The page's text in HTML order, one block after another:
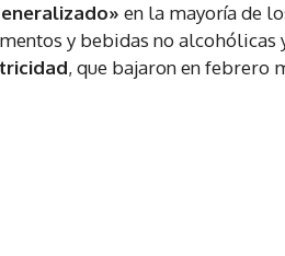
en la mayoría de
y bebidas no alcohólicas
, que bajaron en febrero